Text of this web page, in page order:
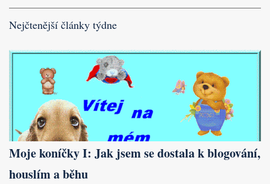
Nejčtenější články týdne
Moje koníčky I: Jak jsem se dostala k blogování,
houslím a běhu